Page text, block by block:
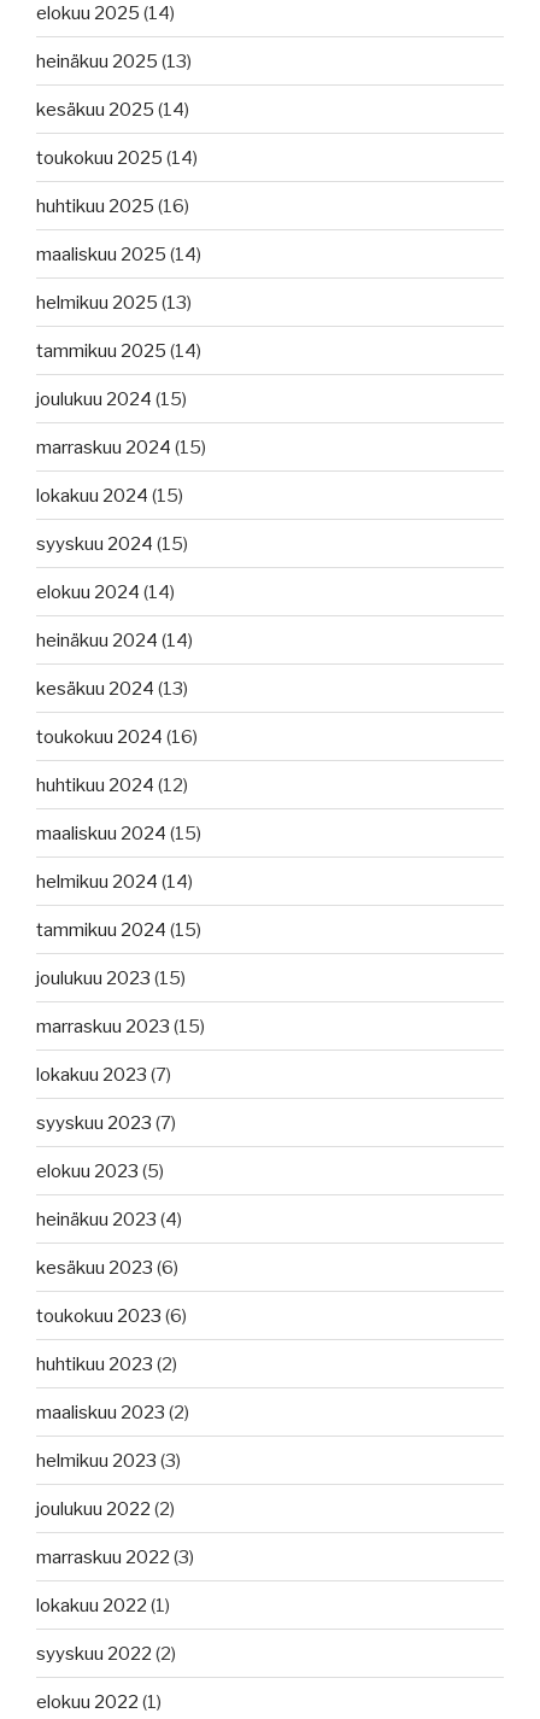
elokuu 2025 (14)
heinäkuu 2025 (13)
kesäkuu 2025 (14)
toukokuu 2025 (14)
huhtikuu 2025 (16)
maaliskuu 2025 (14)
helmikuu 2025 (13)
tammikuu 2025 (14)
joulukuu 2024 (15)
marraskuu 2024 (15)
lokakuu 2024 (15)
syyskuu 2024 (15)
elokuu 2024 (14)
heinäkuu 2024 (14)
kesäkuu 2024 (13)
toukokuu 2024 (16)
huhtikuu 2024 (12)
maaliskuu 2024 (15)
helmikuu 2024 (14)
tammikuu 2024 (15)
joulukuu 2023 (15)
marraskuu 2023 (15)
lokakuu 2023 (7)
syyskuu 2023 (7)
elokuu 2023 (5)
heinäkuu 2023 (4)
kesäkuu 2023 (6)
toukokuu 2023 (6)
huhtikuu 2023 (2)
maaliskuu 2023 (2)
helmikuu 2023 (3)
joulukuu 2022 (2)
marraskuu 2022 (3)
lokakuu 2022 (1)
syyskuu 2022 (2)
elokuu 2022 (1)